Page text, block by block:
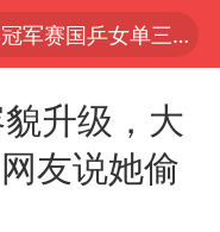
WTT横滨冠军赛国乒女单三将晋级四强
日本发布排名：“中国第一，美日德韩英法居后”
斯把路走绝了
升级，大
友说她偷